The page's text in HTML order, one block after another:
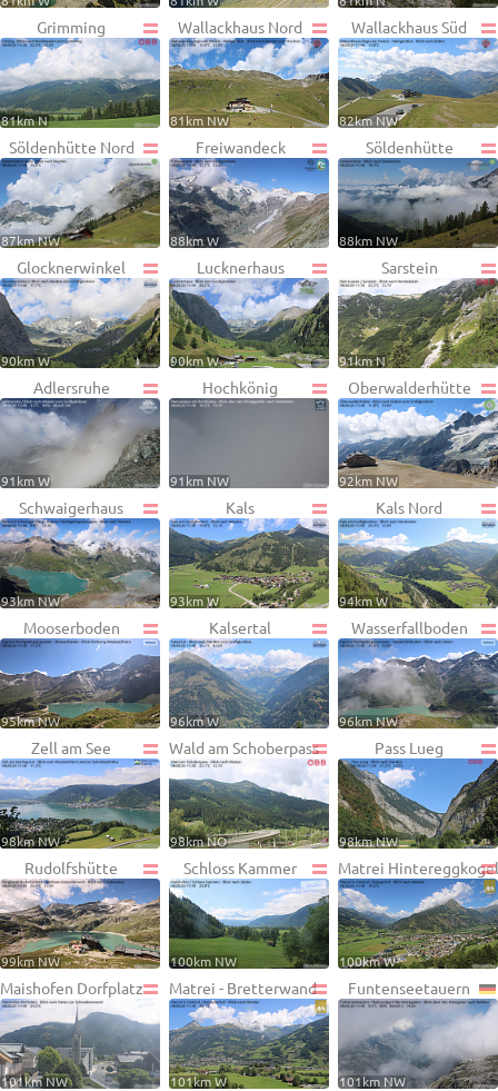
Grimming
81km N
Wallackhaus Nord
81km NW
Wallackhaus Süd
82km NW
Söldenhütte Nord
87km NW
Freiwandeck
88km W
Söldenhütte
88km NW
Glocknerwinkel
90km W
Lucknerhaus
90km W
Sarstein
91km N
Adlersruhe
91km W
Hochkönig
91km NW
Oberwalderhütte
92km NW
Schwaigerhaus
93km NW
Kals
93km W
Kals Nord
94km W
Mooserboden
95km NW
Kalsertal
96km W
Wasserfallboden
96km NW
Zell am See
98km NW
Wald am Schoberpass
98km NO
Pass Lueg
98km NW
Rudolfshütte
99km NW
Schloss Kammer
100km NW
Matrei Hintereggkogel
100km W
Maishofen Dorfplatz
101km NW
Matrei - Bretterwand
101km W
Funtenseetauern
101km NW